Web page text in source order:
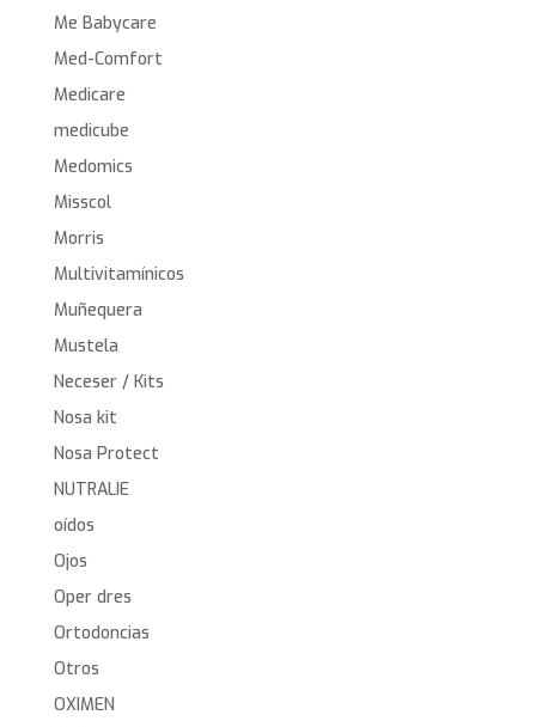
Me Babycare
Med-Comfort
Medicare
medicube
Medomics
Misscol
Morris
Multivitamínicos
Muñequera
Mustela
Neceser / Kits
Nosa kit
Nosa Protect
NUTRALIE
oídos
Ojos
Oper dres
Ortodoncias
Otros
OXIMEN